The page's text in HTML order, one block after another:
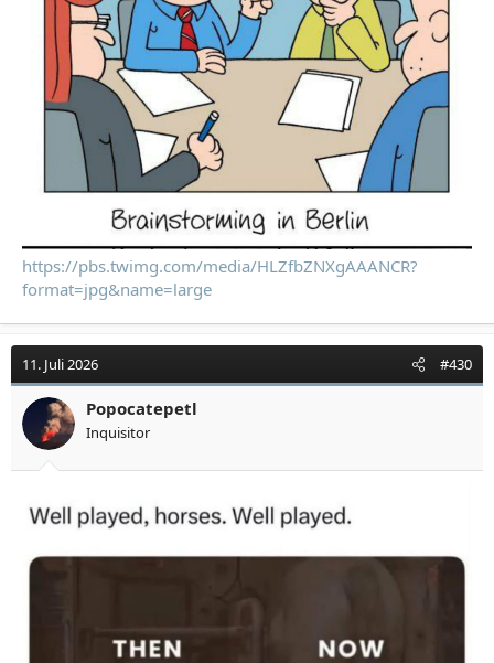
https://pbs.twimg.com/media/HLZfbZNXgAAANCR?
format=jpg&name=large
11. Juli 2026 #430
Popocatepetl
Inquisitor